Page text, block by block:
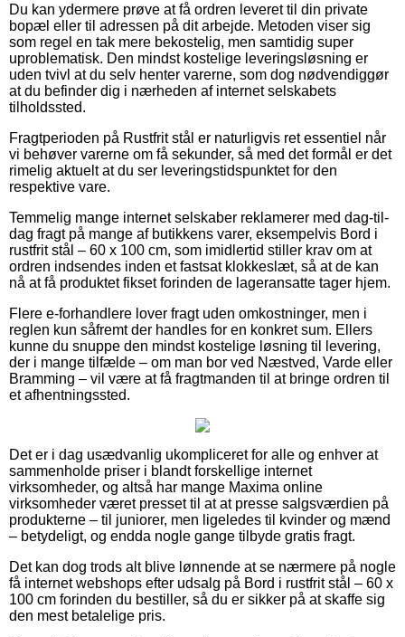
Du kan ydermere prøve at få ordren leveret til din private
bopæl eller til adressen på dit arbejde. Metoden viser sig
som regel en tak mere bekostelig, men samtidig super
uproblematisk. Den mindst kostelige leveringsløsning er
uden tvivl at du selv henter varerne, som dog nødvendiggør
at du befinder dig i nærheden af internet selskabets
tilholdssted.
Fragtperioden på Rustfrit stål er naturligvis ret essentiel når
vi behøver varerne om få sekunder, så med det formål er det
rimelig aktuelt at du ser leveringstidspunktet for den
respektive vare.
Temmelig mange internet selskaber reklamerer med dag-til-
dag fragt på mange af butikkens varer, eksempelvis Bord i
rustfrit stål – 60 x 100 cm, som imidlertid stiller krav om at
ordren indsendes inden et fastsat klokkeslæt, så at de kan
nå at få produktet fikset forinden de lageransatte tager hjem.
Flere e-forhandlere lover fragt uden omkostninger, men i
reglen kun såfremt der handles for en konkret sum. Ellers
kunne du snuppe den mindst kostelige løsning til levering,
der i mange tilfælde – om man bor ved Næstved, Varde eller
Bramming – vil være at få fragtmanden til at bringe ordren til
et afhentningssted.
Det er i dag usædvanlig ukompliceret for alle og enhver at
sammenholde priser i blandt forskellige internet
virksomheder, og altså har mange Maxima online
virksomheder været presset til at at presse salgsværdien på
produkterne – til juniorer, men ligeledes til kvinder og mænd
– betydeligt, og endda nogle gange tilbyde gratis fragt.
Det kan dog trods alt blive lønnende at se nærmere på nogle
få internet webshops efter udsalg på Bord i rustfrit stål – 60 x
100 cm forinden du bestiller, så du er sikker på at skaffe sig
den mest betalelige pris.